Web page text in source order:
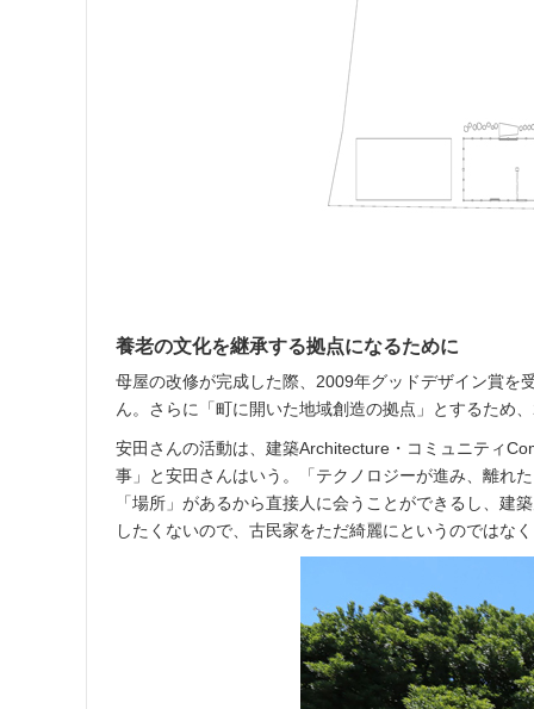
養老の文化を継承する拠点になるために
母屋の改修が完成した際、2009年グッドデザイン賞を
ん。さらに「町に開いた地域創造の拠点」とするため
安田さんの活動は、建築Architecture・コミュニティ
事」と安田さんはいう。「テクノロジーが進み、離れ
「場所」があるから直接人に会うことができるし、
したくないので、古民家をただ綺麗にというのではな